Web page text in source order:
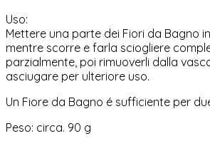
Uso:
Mettere una parte dei Fiori da Bagno
mentre scorre e farla sciogliere
parzialmente, poi rimuoverli dalla
asciugare per ulteriore uso.
Un Fiore da Bagno é sufficiente per
Peso: circa. 90 g